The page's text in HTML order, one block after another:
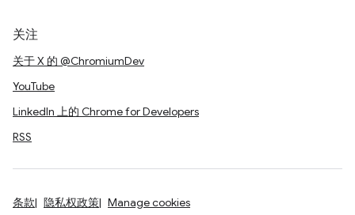
关注
关于 X 的 @ChromiumDev
YouTube
LinkedIn 上的 Chrome for Developers
RSS
条款 隐私权政策 Manage cookies